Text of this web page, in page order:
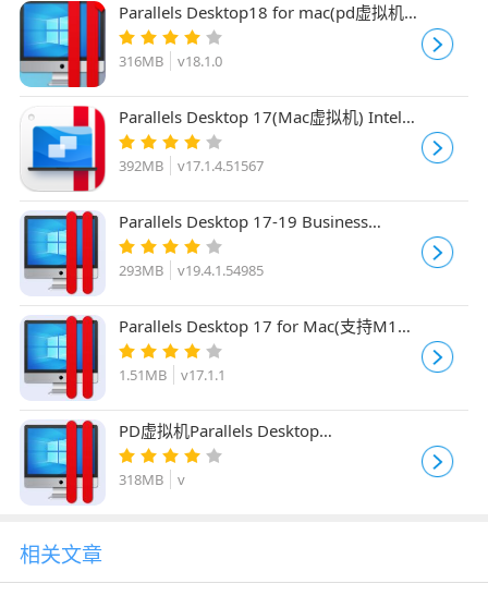
Parallels Desktop18 for mac(pd虚拟机)
v18.1.0 正版企业授权永久激活版(附授权
文件)
316MB v18.1.0
Parallels Desktop 17(Mac虚拟机) Intel专
用版 v17.1.4.51567 中文破解版(附方法)
392MB v17.1.4.51567
Parallels Desktop 17-19 Business
Edition(Mac虚拟机) v19.4.1.54985 Mac
商业版
293MB v19.4.1.54985
Parallels Desktop 17 for Mac(支持M1芯
片)含Parallels Toolbox v17.1.1 官方版支
持全系统
1.51MB v17.1.1
PD虚拟机Parallels Desktop
16.5.0(56092) for M1 (仅支持苹果M1系
统)
318MB v
相关文章